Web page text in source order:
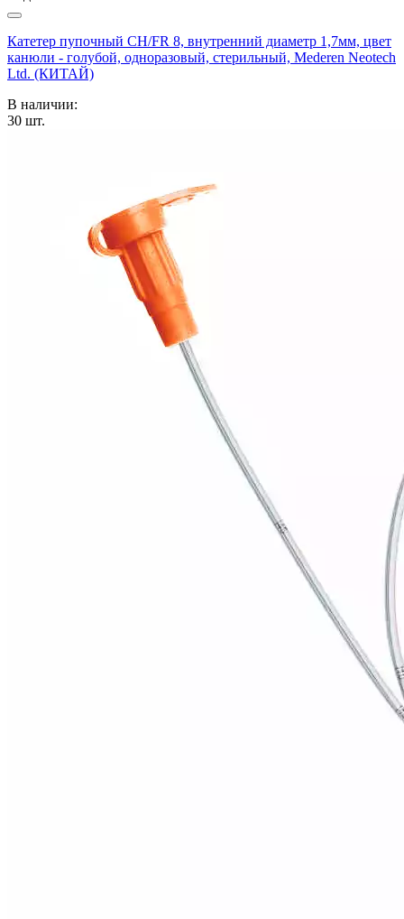
Катетер пупочный СН/FR 8, внутренний диаметр 1,7мм, цвет
канюли - голубой, одноразовый, стерильный, Mederen Neotech
Ltd. (КИТАЙ)
В наличии:
30 шт.